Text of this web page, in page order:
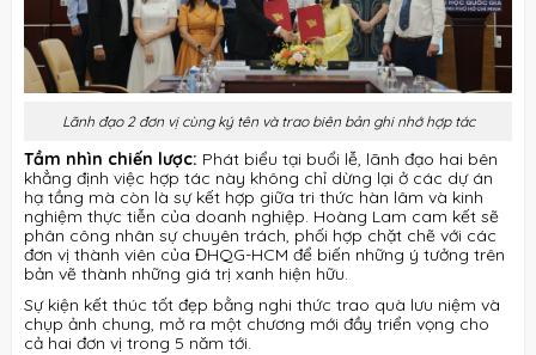
Lãnh đạo 2 đơn vị cùng ký tên và trao biên bản ghi nhớ hợp tác
Tầm nhìn chiến lược: Phát biểu tại buổi lễ, lãnh đạo hai bên
khẳng định việc hợp tác này không chỉ dừng lại ở các dự án
hạ tầng mà còn là sự kết hợp giữa tri thức hàn lâm và kinh
nghiệm thực tiễn của doanh nghiệp. Hoàng Lam cam kết sẽ
phân công nhân sự chuyên trách, phối hợp chặt chẽ với các
đơn vị thành viên của ĐHQG-HCM để biến những ý tưởng trên
bản vẽ thành những giá trị xanh hiện hữu.
Sự kiện kết thúc tốt đẹp bằng nghi thức trao quà lưu niệm và
chụp ảnh chung, mở ra một chương mới đầy triển vọng cho
cả hai đơn vị trong 5 năm tới.